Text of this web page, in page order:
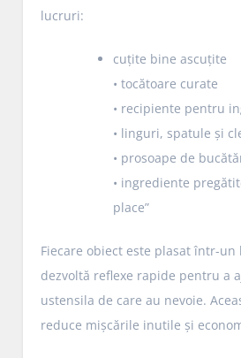
lucruri:
cuțite bine ascuțite
• tocătoare curate
• recipiente pentru
• linguri, spatule și
• prosoape de
• ingrediente
place”
Fiecare obiect este plasat într-un
dezvoltă reflexe rapide pentru a
ustensila de care au nevoie.
reduce mișcările inutile și